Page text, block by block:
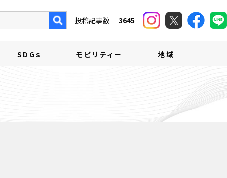
SDGs モビリティー 地域
投稿記事数 3645